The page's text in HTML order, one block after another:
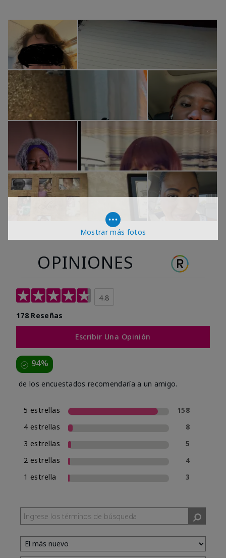
Mostrar más fotos
OPINIONES
4.8
178 Reseñas
Escribir Una Opinión
94%
de los encuestados recomendaría a un amigo.
5 estrellas
158
4 estrellas
8
3 estrellas
5
2 estrellas
4
1 estrella
3